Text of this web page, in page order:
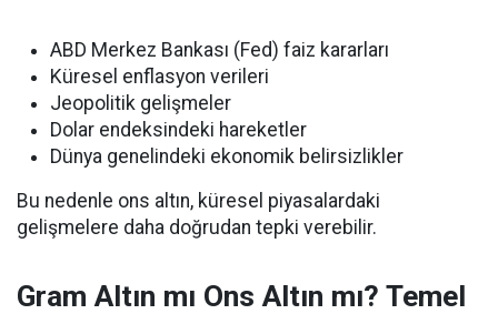
ABD Merkez Bankası (Fed) faiz kararları
Küresel enflasyon verileri
Jeopolitik gelişmeler
Dolar endeksindeki hareketler
Dünya genelindeki ekonomik belirsizlikler
Bu nedenle ons altın, küresel piyasalardaki
gelişmelere daha doğrudan tepki verebilir.
Gram Altın mı Ons Altın mı? Temel